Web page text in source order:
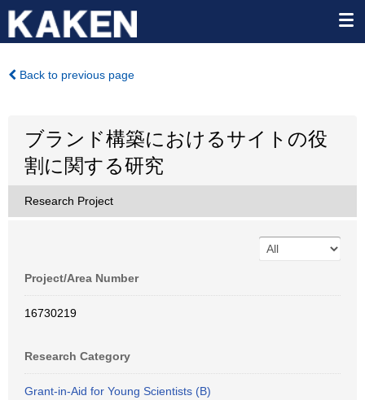
Back to previous page
ブランド構築におけるサイトの役
割に関する研究
Research Project
Project/Area Number
16730219
Research Category
Grant-in-Aid for Young Scientists (B)